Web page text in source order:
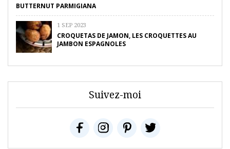
BUTTERNUT PARMIGIANA
1 SEP 2023
CROQUETAS DE JAMON, LES CROQUETTES AU
JAMBON ESPAGNOLES
Suivez-moi